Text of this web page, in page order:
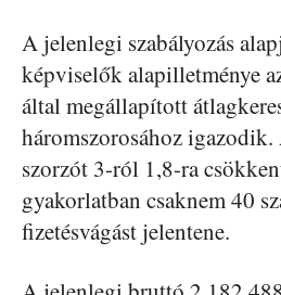
A jelenlegi szabályozás
képviselők alapilletménye
által megállapított
háromszorosához igazodik.
szorzót 3-ról 1,8-ra
gyakorlatban csaknem 40
fizetésvágást jelentene.